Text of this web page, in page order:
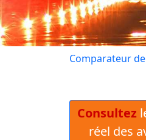
Comparateur
Consultez
réel des